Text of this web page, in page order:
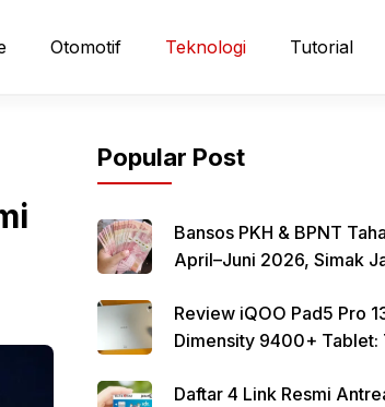
Otomotif Teknologi Tutorial
Popular Post
Bansos PKH & BPNT
April–Juni 2026, Simak
Review iQOO Pad5 Pro
Dimensity 9400+ Tablet:
9400+ dengan Harga
Daftar 4 Link Resmi